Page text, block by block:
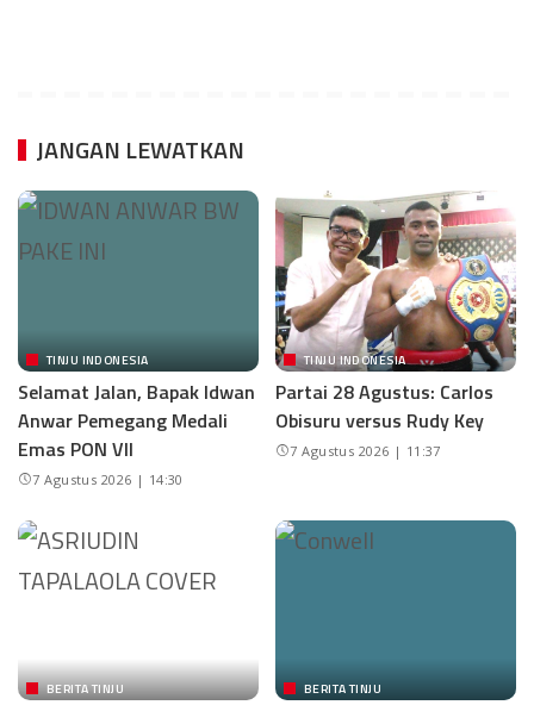
JANGAN LEWATKAN
TINJU INDONESIA
Selamat Jalan, Bapak Idwan
Anwar Pemegang Medali
Emas PON VII
7 Agustus 2026 | 14:30
TINJU INDONESIA
Partai 28 Agustus: Carlos
Obisuru versus Rudy Key
7 Agustus 2026 | 11:37
BERITA TINJU BERITA TINJU